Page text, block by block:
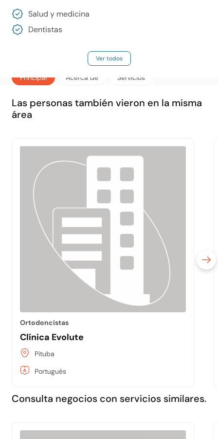
Principal Acerca de Servicios
Salud y medicina
Dentistas
Ver todos
Las personas también vieron en la misma
área
Ortodoncistas
Clínica Evolute
Pituba
Portugués
Consulta negocios con servicios similares.